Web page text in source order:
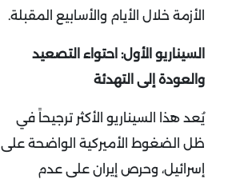
الأزمة خلال الأيام والأسابيع المقبلة.
السيناريو الأول: احتواء التصعيد
والعودة إلى التهدئة
يُعد هذا السيناريو الأكثر ترجيحاً في
ظل الضغوط الأميركية الواضحة على
إسرائيل، وحرص إيران على عدم